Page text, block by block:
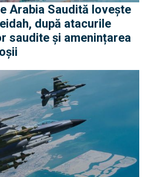
Arabia Saudită lovește
după atacurile
saudite și amenințarea